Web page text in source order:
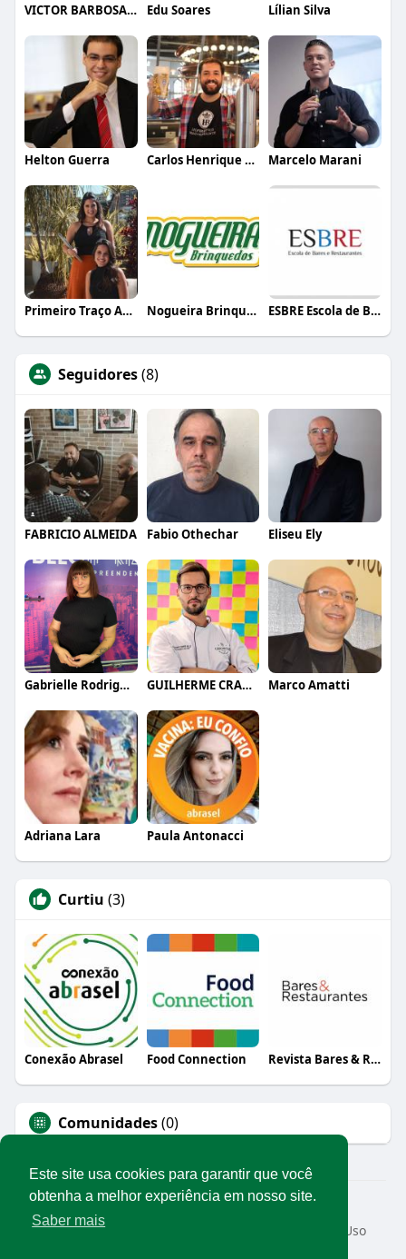
Este site usa cookies para garantir que você
obtenha a melhor experiência em nosso site.
Saber mais
VICTOR BARBOSA QUARANTA Edu Soares Lílian Silva
Helton Guerra Carlos Henrique de Faria Vasconcelos Marcelo Marani
Primeiro Traço Arquitetura Nogueira Brinquedos ESBRE Escola de Bares e Restaurantes
Seguidores(8)
FABRICIO ALMEIDA Fabio Othechar Eliseu Ely
Gabrielle Rodrigues GUILHERME CRAMER BALLE Marco Amatti
Adriana Lara Paula Antonacci
Curtiu (3)
Conexão Abrasel Food Connection Revista Bares & Restaurantes
Comunidades(0)
© 2026 Rede Abrasel
Início
Sobre
Termos de Uso